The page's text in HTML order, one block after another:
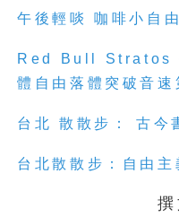
午後輕啖 咖啡小自
Red Bull Stratos
體自由落體突破音速
台北 散散步： 古今
台北散散步：自由主
撰